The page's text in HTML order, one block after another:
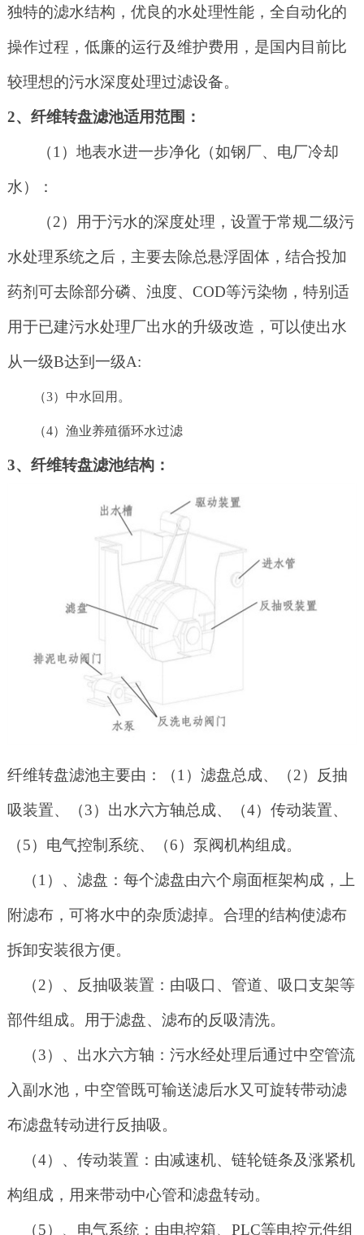
独特的滤水结构，优良的水处理性能，全自动化的
操作过程，低廉的运行及维护费用，是国内目前比
较理想的污水深度处理过滤设备。
2、纤维转盘滤池适用范围：
（1）地表水进一步净化（如钢厂、电厂冷却
水）：
（2）用于污水的深度处理，设置于常规二级污
水处理系统之后，主要去除总悬浮固体，结合投加
药剂可去除部分磷、浊度、COD等污染物，特别适
用于已建污水处理厂出水的升级改造，可以使出水
从一级B达到一级A:
（3）中水回用。
（4）渔业养殖循环水过滤
3、纤维转盘滤池结构：
纤维转盘滤池主要由：（1）滤盘总成、（2）反抽
吸装置、（3）出水六方轴总成、（4）传动装置、
（5）电气控制系统、（6）泵阀机构组成。
（1）、滤盘：每个滤盘由六个扇面框架构成，上
附滤布，可将水中的杂质滤掉。合理的结构使滤布
拆卸安装很方便。
（2）、反抽吸装置：由吸口、管道、吸口支架等
部件组成。用于滤盘、滤布的反吸清洗。
（3）、出水六方轴：污水经处理后通过中空管流
入副水池，中空管既可输送滤后水又可旋转带动滤
布滤盘转动进行反抽吸。
（4）、传动装置：由减速机、链轮链条及涨紧机
构组成，用来带动中心管和滤盘转动。
（5）、电气系统；由电控箱、PLC等电控元件组